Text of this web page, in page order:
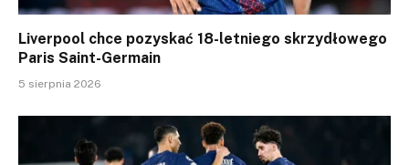
Liverpool chce pozyskać 18-letniego skrzydłowego
Paris Saint-Germain
5 sierpnia 2026